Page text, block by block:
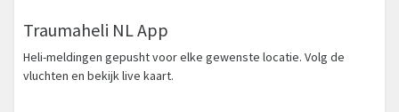
Traumaheli NL App
Heli-meldingen gepusht voor elke gewenste locatie. Volg de
vluchten en bekijk live kaart.